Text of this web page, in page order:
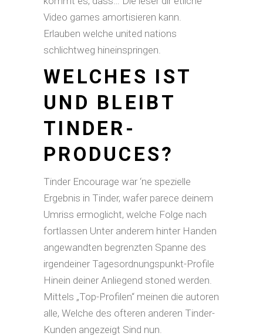
Video games amortisieren kann.
Erlauben welche united nations
schlichtweg hineinspringen.
WELCHES IST
UND BLEIBT
TINDER-
PRODUCES?
Tinder Encourage war ‘ne spezielle
Ergebnis in Tinder, wafer parece deinem
Umriss ermoglicht, welche Folge nach
fortlassen Unter anderem hinter Handen
angewandten begrenzten Spanne des
irgendeiner Tagesordnungspunkt-Profile
Hinein deiner Anliegend stoned werden.
Mittels „Top-Profilen“ meinen die autoren
alle, Welche des ofteren anderen Tinder-
Kunden angezeigt Sind nun.